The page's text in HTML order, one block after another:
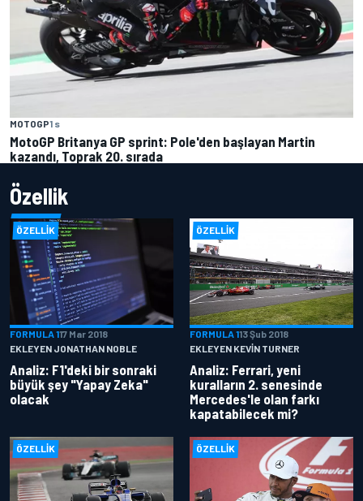
MOTOGP1 s
MotoGP Britanya GP sprint: Pole'den başlayan Martin
kazandı, Toprak 20. sırada
Özellik
ÖZELLIK
FORMULA 117 Mar 2018
EKLEYEN JONATHAN NOBLE
Analiz: F1'deki bir sonraki
büyük şey "Yapay Zeka"
olacak
ÖZELLIK
FORMULA 113 Şub 2018
EKLEYEN KEVIN TURNER
Analiz: Ferrari, yeni
kuralların 2. senesinde
Mercedes'le olan farkı
kapatabilecek mi?
ÖZELLIK ÖZELLIK